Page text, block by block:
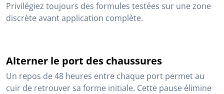
Privilégiez toujours des formules testées sur une zone
discrète avant application complète.
Alterner le port des chaussures
Un repos de 48 heures entre chaque port permet au
cuir de retrouver sa forme initiale. Cette pause élimine